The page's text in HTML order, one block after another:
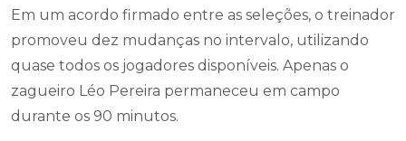
Em um acordo firmado entre as seleções, o treinador
promoveu dez mudanças no intervalo, utilizando
quase todos os jogadores disponíveis. Apenas o
zagueiro Léo Pereira permaneceu em campo
durante os 90 minutos.